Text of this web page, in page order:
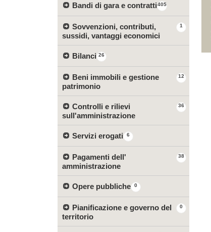
405
Bandi di gara e contratti
1
Sovvenzioni, contributi,
sussidi, vantaggi economici
26
Bilanci
12
Beni immobili e gestione
patrimonio
36
Controlli e rilievi
sull'amministrazione
6
Servizi erogati
38
Pagamenti dell'
amministrazione
0
Opere pubbliche
0
Pianificazione e governo del
territorio